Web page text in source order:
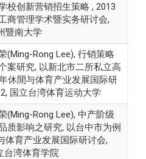
校创新营销招生策略 , 2013
商管理学术暨实务研讨会,
暨南大学
(Ming-Rong Lee), 行销策略
案研究, 以新北市二所私立高
休閒与体育产业发展国际研
国立台湾体育运动大学
(Ming-Rong Lee), 中产阶级
质影响之研究, 以台中市为例
体育产业发展国际研讨会,
台湾体育学院